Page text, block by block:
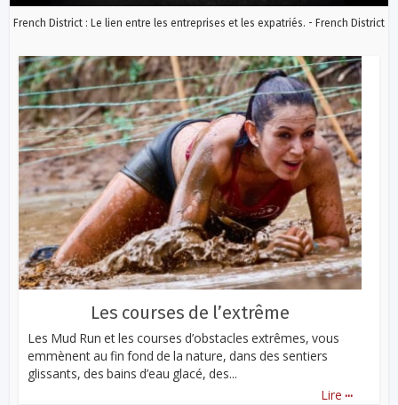
French District : Le lien entre les entreprises et les expatriés. - French District
Les courses de l’extrême
Les Mud Run et les courses d’obstacles extrêmes, vous
emmènent au fin fond de la nature, dans des sentiers
glissants, des bains d’eau glacé, des...
Lire ...